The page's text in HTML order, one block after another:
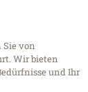
Sie von
Wir bieten
und Ihr